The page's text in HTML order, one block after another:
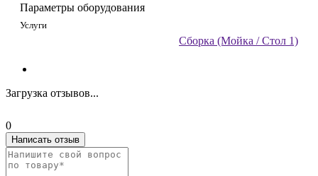
Параметры оборудования
Услуги
Сборка (Мойка / Стол 1)
Загрузка отзывов...
0
Написать отзыв